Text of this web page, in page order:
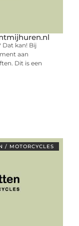
Dat kan! Bij
aan
Dit is een
/ MOTORCYCLES